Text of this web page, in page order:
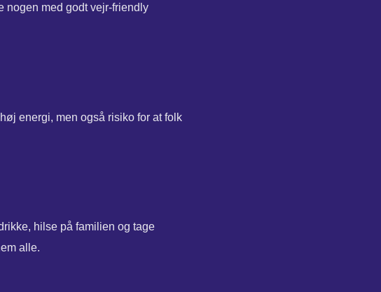
nogen med godt vejr-friendly
energi, men også risiko for at folk
hilse på familien og tage
alle.